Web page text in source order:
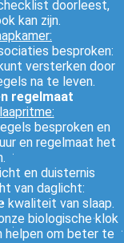
doorleest,
kan zijn.
besproken:
versterken door
na te leven.
regelmaat
besproken en
en regelmaat het
en duisternis
van daglicht:
kwaliteit van slaap.
biologische klok
helpen om beter te